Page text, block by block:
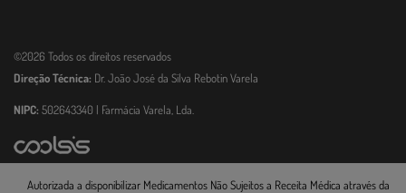
©2026 Todos os direitos reservados
Direção Técnica: Dr. João José da Silva Rebotin Varela
NIPC: 502643340 | Farmácia Varela, Lda.
Autorizada a disponibilizar Medicamentos Não Sujeitos a Receita Médica através da